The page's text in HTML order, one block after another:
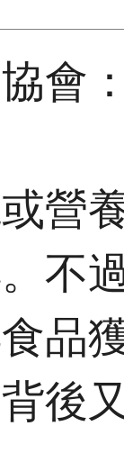
會
營
不
品
後